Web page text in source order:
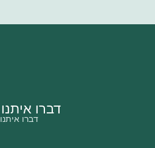
דברו איתנו
דברו איתנו